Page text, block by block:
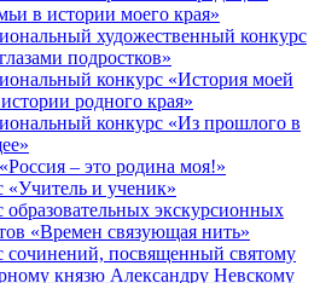
в истории моего края»
художественный конкурс
подростков»
конкурс «История моей
родного края»
конкурс «Из прошлого в
– это родина моя!»
«Учитель и ученик»
образовательных экскурсионных
«Времен связующая нить»
сочинений, посвященный святому
князю Александру Невскому